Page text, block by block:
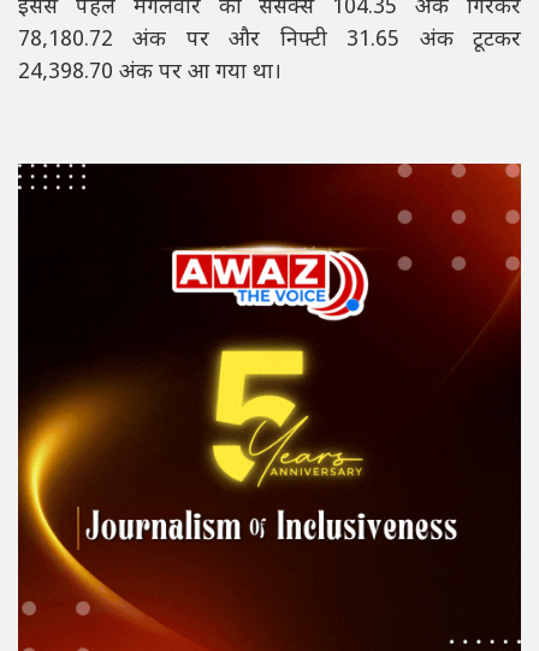
इससे पहले मंगलवार को सेंसेक्स 104.35 अंक गिरकर
78,180.72 अंक पर और निफ्टी 31.65 अंक टूटकर
24,398.70 अंक पर आ गया था।